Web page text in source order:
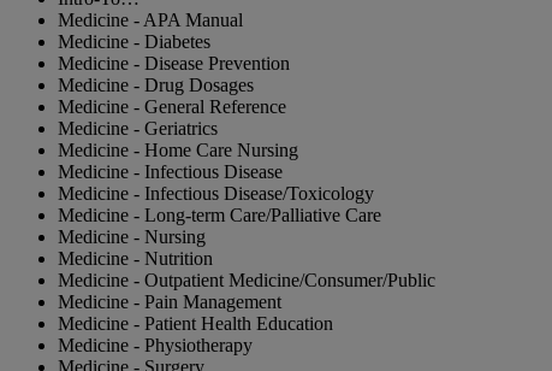
Medicine - APA Manual
Medicine - Diabetes
Medicine - Disease Prevention
Medicine - Drug Dosages
Medicine - General Reference
Medicine - Geriatrics
Medicine - Home Care Nursing
Medicine - Infectious Disease
Medicine - Infectious Disease/Toxicology
Medicine - Long-term Care/Palliative Care
Medicine - Nursing
Medicine - Nutrition
Medicine - Outpatient Medicine/Consumer/Public
Medicine - Pain Management
Medicine - Patient Health Education
Medicine - Physiotherapy